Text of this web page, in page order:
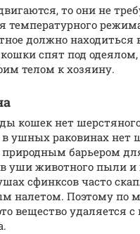
то они не
температурного
должно находиться
спят под одеялом,
телом к хозяину.
кошек нет
ушных раковинах нет
природным барьером
уши животного пыли и
сфинксов часто
налетом. Поэтому по
вещество удаляется